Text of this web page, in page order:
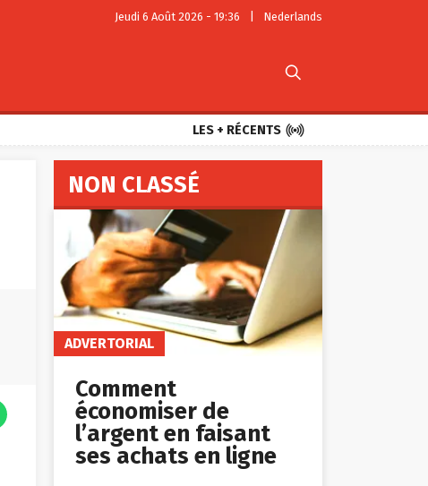
Jeudi 6 Août 2026 - 19:36 Nederlands

LES + RÉCENTS 
NON CLASSÉ
ADVERTORIAL
Comment
économiser de
l’argent en faisant
ses achats en ligne